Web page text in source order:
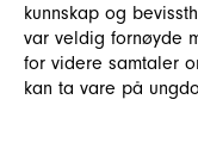
kunnskap og
var veldig fornøyde
for videre samtaler
kan ta vare på